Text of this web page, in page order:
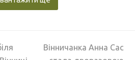
next
Вінничанка Анна Сас